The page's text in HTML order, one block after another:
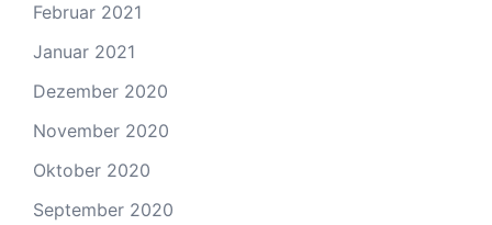
Februar 2021
Januar 2021
Dezember 2020
November 2020
Oktober 2020
September 2020